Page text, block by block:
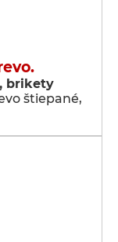
brikety
štiepané,